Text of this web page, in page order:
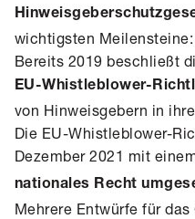
wichtigsten Meilensteine:
Bereits 2019 beschließt
EU-Whistleblower-
von Hinweisgebern in
Die EU-Whistleblower-
Dezember 2021 mit
nationales Recht
Mehrere Entwürfe für